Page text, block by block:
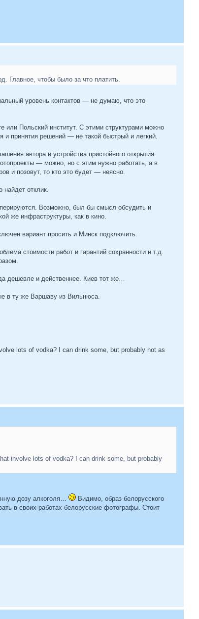
Главное, чтобы было за что платить.
уровень контактов — не думаю, что это
или Польский институт. С этими структурами можно
и принятия решений — не такой быстрый и легкий.
автора и устройства пристойного открытия.
— можно, но с этим нужно работать, а в
и позовут, то кто это будет — неясно.
отклик.
Возможно, был бы смысл обсудить и
же инфраструктуры, как в кино.
вариант просить и Минск подключить.
стоимости работ и гарантий сохранности и т.д.
дешевле и действеннее. Киев тот же…
в ту же Варшаву из Вильнюса.
lots of vodka? I can drink some, but probably not as
involve lots of vodka? I can drink some, but probably
дозу алкоголя…
Видимо, образ белорусского
в своих работах белорусские фотографы. Стоит